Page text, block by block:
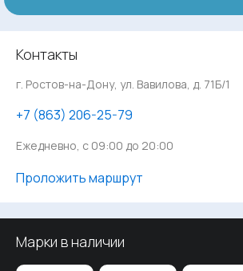
Контакты
г. Ростов-на-Дону, ул. Вавилова, д. 71Б/1
‪+7 (863) 206-25-79
Ежедневно, с 09:00 до 20:00
Проложить маршрут
Марки в наличии